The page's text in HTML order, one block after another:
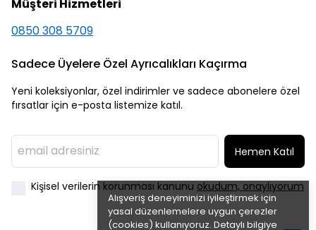
Alışveriş deneyiminizi iyileştirmek için
yasal düzenlemelere uygun çerezler
(cookies) kullanıyoruz. Detaylı bilgiye
Müşteri Hizmetleri
0850 308 5709
Sadece Üyelere Özel Ayrıcalıkları Kaçırma
Yeni koleksiyonlar, özel indirimler ve sadece abonelere özel
fırsatlar için e-posta listemize katıl.
Hemen Katıl
Kişisel verilerin korunması kanunu okudum, onaylıyorum